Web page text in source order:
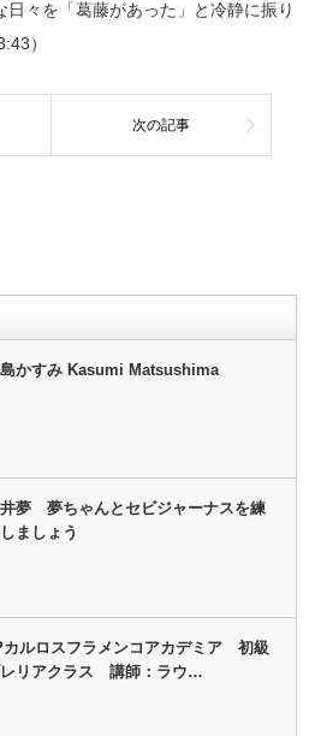
々を「葛藤があった」と冷静に振り
）
次の記事
かすみ Kasumi Matsushima
夢 夢ちゃんとセビジャーナスを練
ましょう
カルロスフラメンコアカデミア 初級
リアクラス 講師：ラウ…